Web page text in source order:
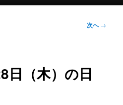
次へ→
日（木）の日